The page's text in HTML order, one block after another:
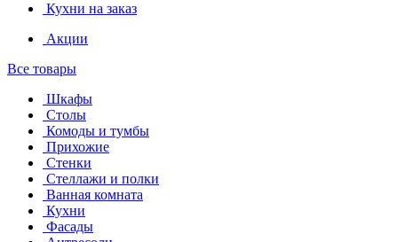
Кухни на заказ
Акции
Все товары
Шкафы
Столы
Комоды и тумбы
Прихожие
Стенки
Стеллажи и полки
Ванная комната
Кухни
Фасады